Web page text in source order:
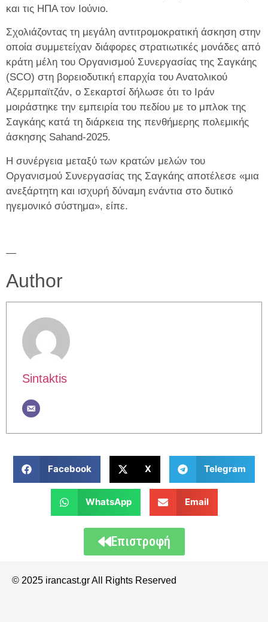
και τις ΗΠΑ τον Ιούνιο.
Σχολιάζοντας τη μεγάλη αντιτρομοκρατική άσκηση στην
οποία συμμετείχαν διάφορες στρατιωτικές μονάδες από
κράτη μέλη του Οργανισμού Συνεργασίας της Σαγκάης
(SCO) στη βορειοδυτική επαρχία του Ανατολικού
Αζερμπαϊτζάν, ο Σεκαρτσί δήλωσε ότι το Ιράν
μοιράστηκε την εμπειρία του πεδίου με το μπλοκ της
Σαγκάης κατά τη διάρκεια της πενθήμερης πολεμικής
άσκησης Sahand-2025.
Η συνέργεια μεταξύ των κρατών μελών του
Οργανισμού Συνεργασίας της Σαγκάης αποτέλεσε «μια
ανεξάρτητη και ισχυρή δύναμη ενάντια στο δυτικό
ηγεμονικό σύστημα», είπε.
—
Author
Sintaktis
Facebook X Telegram
WhatsApp Email
Επιστροφή
© 2025 irancast.gr All Rights Reserved